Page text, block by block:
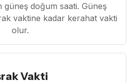
güneş doğum saati. Güneş
vaktine kadar kerahat vakti
olur.
Vakti